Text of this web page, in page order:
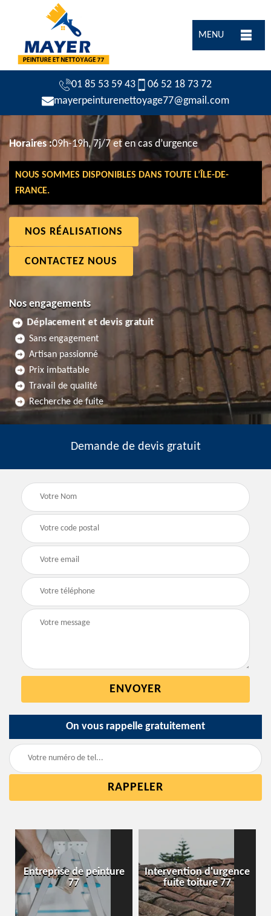
MENU
01 85 53 59 43
06 52 18 73 72
mayerpeinturenettoyage77@gmail.com
Horaires :09h-19h, 7j/7 et en cas d’urgence
NOUS SOMMES DISPONIBLES DANS TOUTE L’ÎLE-DE-
FRANCE.
NOS RÉALISATIONS
CONTACTEZ NOUS
Nos engagements
Déplacement et devis gratuit
Sans engagement
Artisan passionné
Prix imbattable
Travail de qualité
Recherche de fuite
Demande de devis gratuit
On vous rappelle gratuitement
Entreprise de peinture
77
Intervention d'urgence
fuite toiture 77